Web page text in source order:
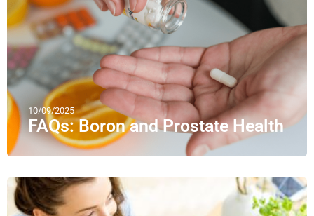
10/09/2025
FAQs: Boron and Prostate Health